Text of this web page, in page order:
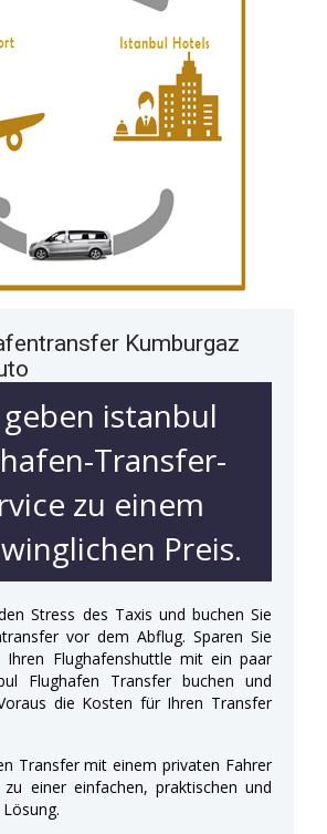
Kumburgaz
istanbul
Transfer-
zu einem
Preis.
Stress des Taxis und buchen Sie
vor dem Abflug. Sparen Sie
Ihren Flughafenshuttle mit ein paar
Flughafen Transfer buchen und
die Kosten für Ihren Transfer
Transfer mit einem privaten Fahrer
einer einfachen, praktischen und